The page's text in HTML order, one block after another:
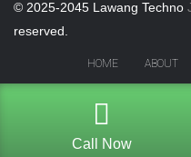
© 2025-2045 Lawang Techno
reserved.
HOME ABOUT
Call Now